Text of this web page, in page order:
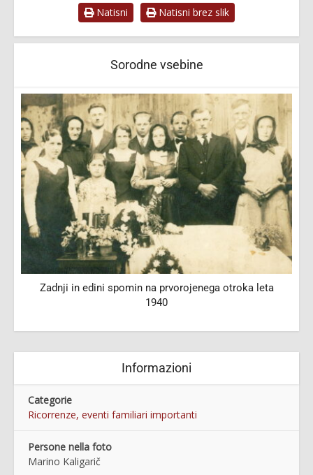
Natisni Natisni brez slik
Sorodne vsebine
Zadnji in edini spomin na prvorojenega otroka leta
1940
Informazioni
Categorie
Ricorrenze, eventi familiari importanti
Persone nella foto
Marino Kaligarič